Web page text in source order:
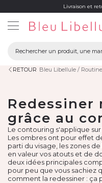
Livraison et
RETOUR Bleu Libellule
Redessiner
grâce au
Le contouring s'applique
Les ombres ont pour effet
parti du visage, les zones
en valeur vos atouts et de
deux idées principales
pour peu que vous sachiez
comment la redessiner : ça